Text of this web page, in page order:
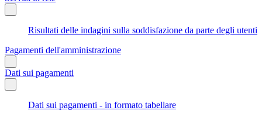
Risultati delle indagini sulla soddisfazione da parte degli utenti
Pagamenti dell'amministrazione
Dati sui pagamenti
Dati sui pagamenti - in formato tabellare